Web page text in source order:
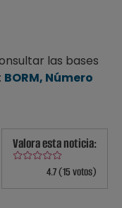
las bases
BORM, Número
Valora esta noticia:
4.7 (15 votos)